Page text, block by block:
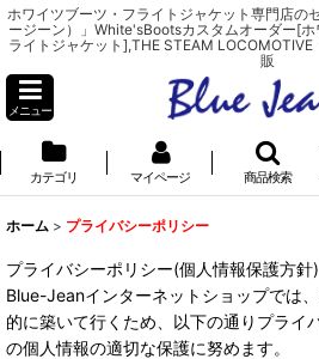
ホワイツブーツ・フライトジャケット専門店の
ージーン）」White'sBootsカスタムオーダー[
ライトジャケット],THE STEAM
販
メニュー
カテゴリ マイページ 商品検索
ホーム > プライバシーポリシー
プライバシーポリシー(個人情報保護方針
Blue-Jeanインターネットショップでは
的に築いて行くため、以下の通りプライ
の個人情報の適切な保護に努めます。